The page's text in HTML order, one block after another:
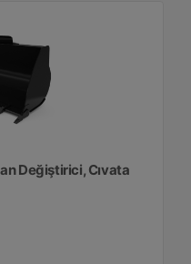
Değiştirici, Cıvata